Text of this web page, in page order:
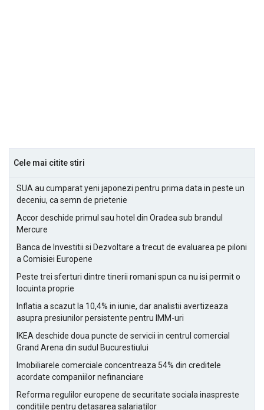
Cele mai citite stiri
SUA au cumparat yeni japonezi pentru prima data in peste un
deceniu, ca semn de prietenie
Accor deschide primul sau hotel din Oradea sub brandul
Mercure
Banca de Investitii si Dezvoltare a trecut de evaluarea pe piloni
a Comisiei Europene
Peste trei sferturi dintre tinerii romani spun ca nu isi permit o
locuinta proprie
Inflatia a scazut la 10,4% in iunie, dar analistii avertizeaza
asupra presiunilor persistente pentru IMM-uri
IKEA deschide doua puncte de servicii in centrul comercial
Grand Arena din sudul Bucurestiului
Imobiliarele comerciale concentreaza 54% din creditele
acordate companiilor nefinanciare
Reforma regulilor europene de securitate sociala inaspreste
conditiile pentru detasarea salariatilor